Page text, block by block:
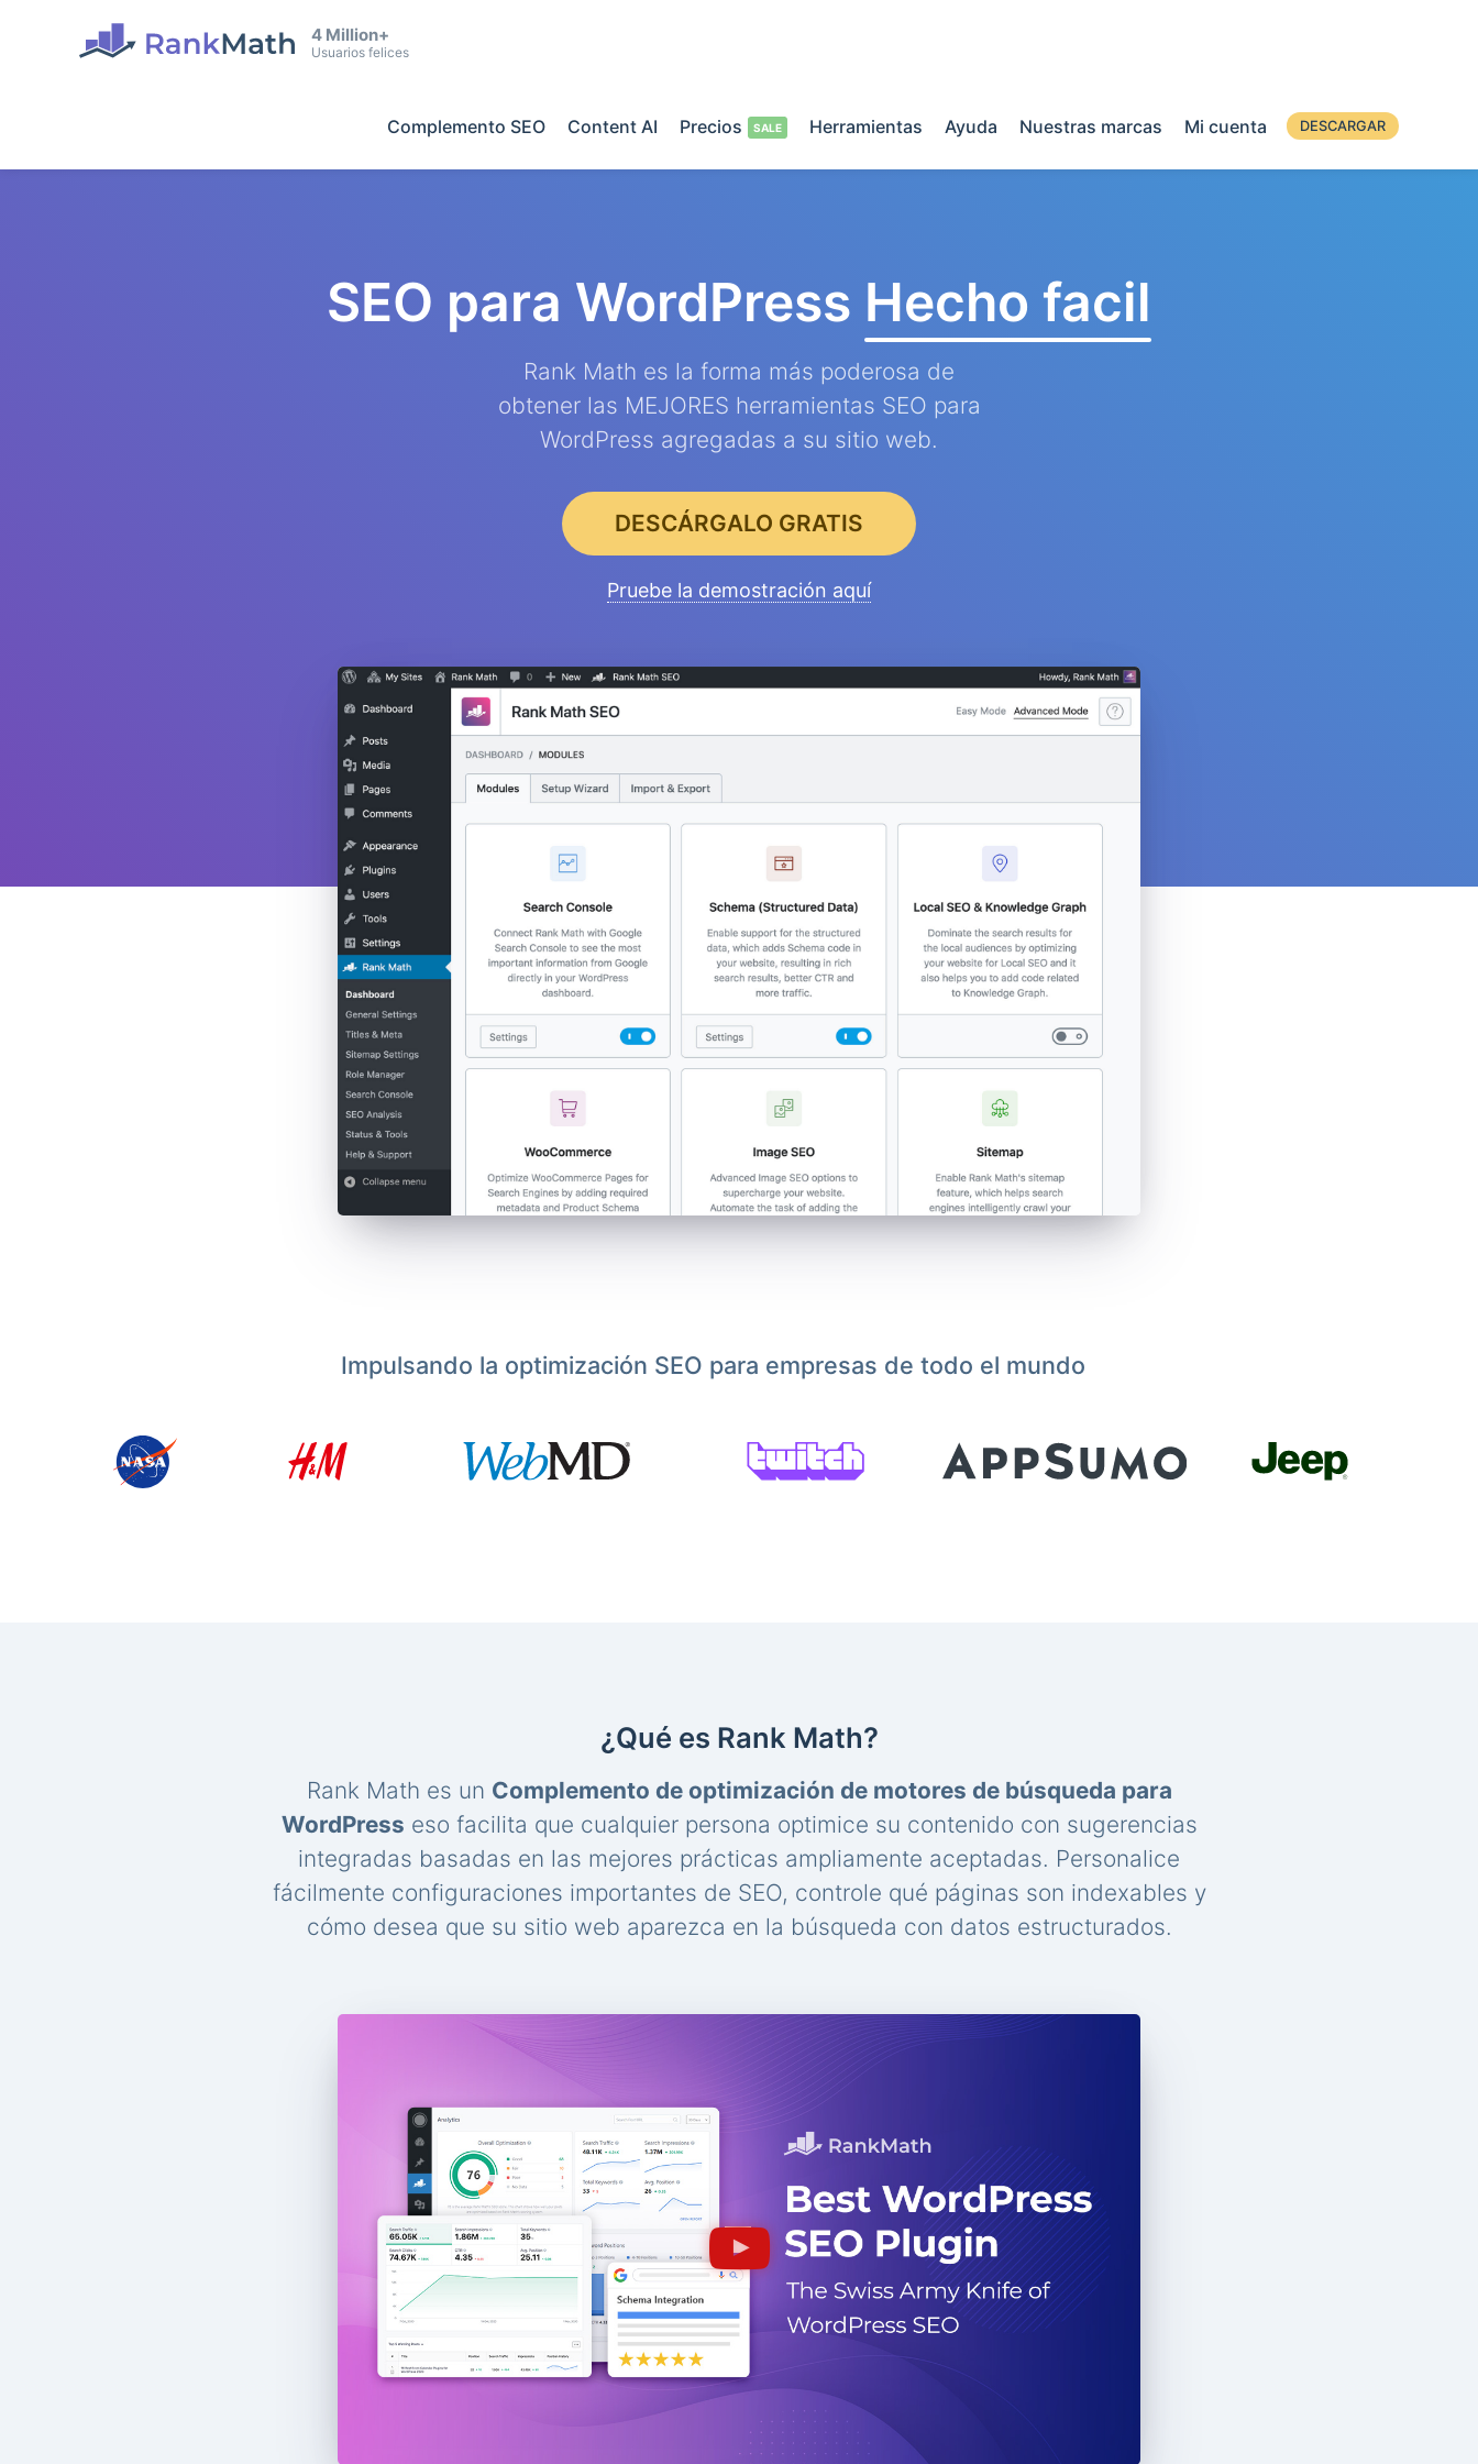
4 Million+
Usuarios felices
Complemento SEO Content AI Precios Herramientas Ayuda Nuestras marcas Mi cuenta DESCARGAR
SEO para WordPress Hecho facil
Rank Math es la forma más poderosa de
obtener las MEJORES herramientas SEO para
WordPress agregadas a su sitio web.
DESCÁRGALO GRATIS
Pruebe la demostración aquí
Impulsando la optimización SEO para empresas de todo el mundo
¿Qué es Rank Math?
Rank Math es un Complemento de optimización de motores de búsqueda para
WordPress eso facilita que cualquier persona optimice su contenido con sugerencias
integradas basadas en las mejores prácticas ampliamente aceptadas. Personalice
fácilmente configuraciones importantes de SEO, controle qué páginas son indexables y
cómo desea que su sitio web aparezca en la búsqueda con datos estructurados.